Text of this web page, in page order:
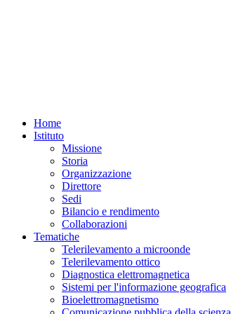
Home
Istituto
Missione
Storia
Organizzazione
Direttore
Sedi
Bilancio e rendimento
Collaborazioni
Tematiche
Telerilevamento a microonde
Telerilevamento ottico
Diagnostica elettromagnetica
Sistemi per l'informazione geografica
Bioelettromagnetismo